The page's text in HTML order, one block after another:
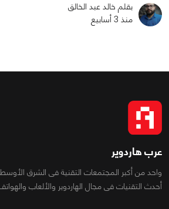
بقلم خالد عبد الخالق
منذ 3 أسابيع
عرب هاردوير
واحد من أكبر المجتمعات التقنية فى الشرق
أحدث التقنيات فى مجال الهاردوير والألعاب